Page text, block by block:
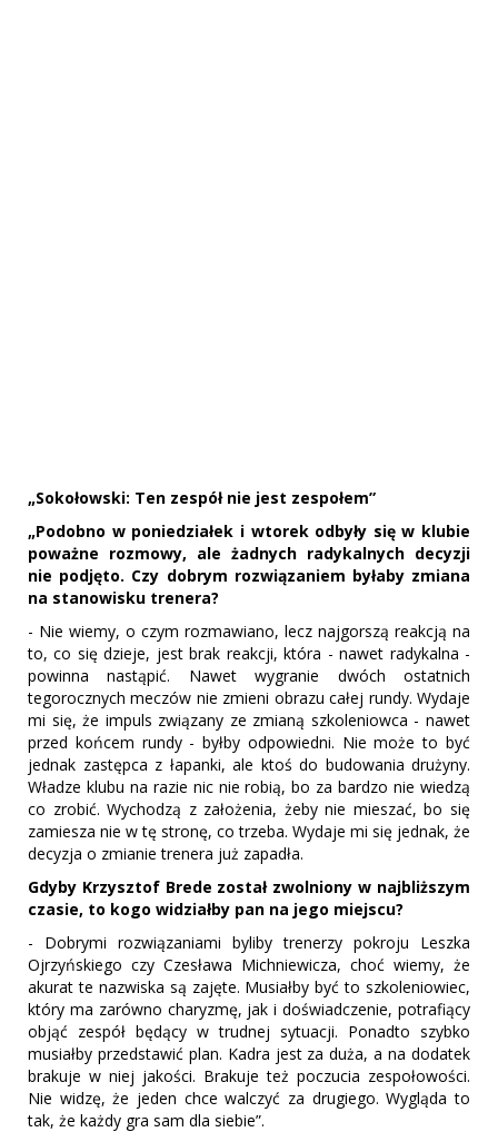
„Sokołowski: Ten zespół nie jest zespołem”
„Podobno w poniedziałek i wtorek odbyły się w klubie
poważne rozmowy, ale żadnych radykalnych decyzji
nie podjęto. Czy dobrym rozwiązaniem byłaby zmiana
na stanowisku trenera?
- Nie wiemy, o czym rozmawiano, lecz najgorszą reakcją na
to, co się dzieje, jest brak reakcji, która - nawet radykalna -
powinna nastąpić. Nawet wygranie dwóch ostatnich
tegorocznych meczów nie zmieni obrazu całej rundy. Wydaje
mi się, że impuls związany ze zmianą szkoleniowca - nawet
przed końcem rundy - byłby odpowiedni. Nie może to być
jednak zastępca z łapanki, ale ktoś do budowania drużyny.
Władze klubu na razie nic nie robią, bo za bardzo nie wiedzą
co zrobić. Wychodzą z założenia, żeby nie mieszać, bo się
zamiesza nie w tę stronę, co trzeba. Wydaje mi się jednak, że
decyzja o zmianie trenera już zapadła.
Gdyby Krzysztof Brede został zwolniony w najbliższym
czasie, to kogo widziałby pan na jego miejscu?
- Dobrymi rozwiązaniami byliby trenerzy pokroju Leszka
Ojrzyńskiego czy Czesława Michniewicza, choć wiemy, że
akurat te nazwiska są zajęte. Musiałby być to szkoleniowiec,
który ma zarówno charyzmę, jak i doświadczenie, potrafiący
objąć zespół będący w trudnej sytuacji. Ponadto szybko
musiałby przedstawić plan. Kadra jest za duża, a na dodatek
brakuje w niej jakości. Brakuje też poczucia zespołowości.
Nie widzę, że jeden chce walczyć za drugiego. Wygląda to
tak, że każdy gra sam dla siebie”.